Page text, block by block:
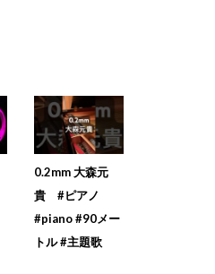
0.2mm 大森元
貴 #ピアノ
#piano #90メー
トル #主題歌